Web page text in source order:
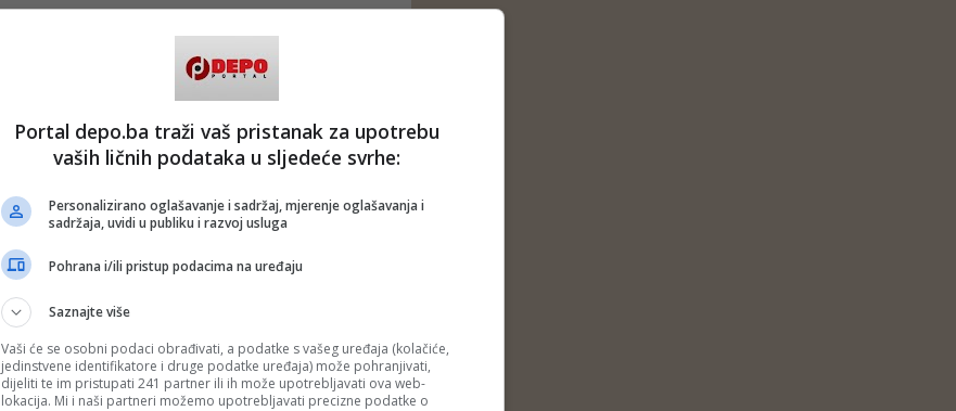
Portal depo.ba traži vaš pristanak za upotrebu
vaših ličnih podataka u sljedeće svrhe:
Personalizirano oglašavanje i sadržaj, mjerenje oglašavanja i
sadržaja, uvidi u publiku i razvoj usluga
Pohrana i/ili pristup podacima na uređaju
Saznajte više
Vaši će se osobni podaci obrađivati, a podatke s vašeg uređaja (kolačiće,
jedinstvene identifikatore i druge podatke uređaja) može pohranjivati,
dijeliti te im pristupati 241 partner ili ih može upotrebljavati ova web-
lokacija. Mi i naši partneri možemo upotrebljavati precizne podatke o